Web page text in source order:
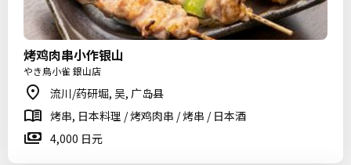
烤鸡肉串小作银山
やき鳥小雀 銀山店
流川/药研堀, 吴, 广岛县
烤串, 日本料理 / 烤鸡肉串 / 烤串 / 日本酒
4,000 日元